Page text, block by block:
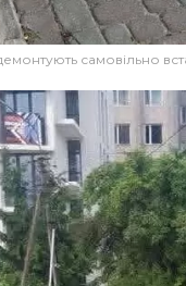
самовільно